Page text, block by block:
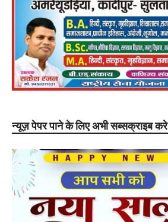
न्यूज़ पेपर पाने के लिए अभी सब्सक्राइब करे